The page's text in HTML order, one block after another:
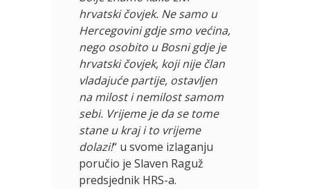
hrvatski čovjek. Ne samo u
Hercegovini gdje smo većina,
nego osobito u Bosni gdje je
hrvatski čovjek, koji nije član
vladajuće partije, ostavljen
na milost i nemilost samom
sebi. Vrijeme je da se tome
stane u kraj i to vrijeme
dolazi!“ u svome izlaganju
poručio je Slaven Raguž
predsjednik HRS-a.